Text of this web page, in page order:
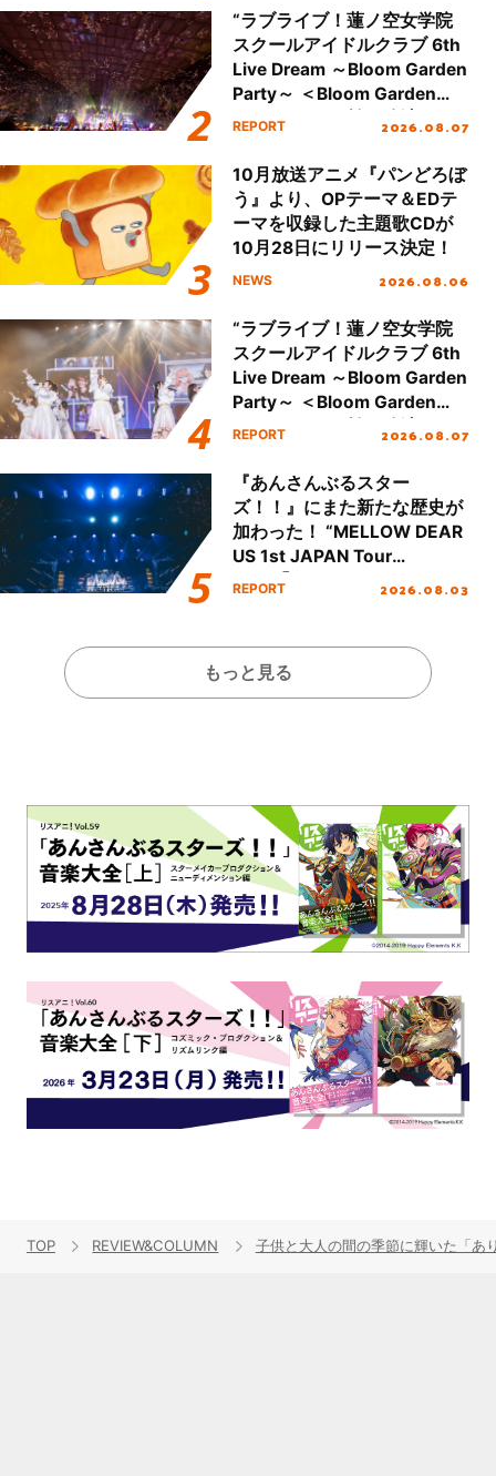
“ラブライブ！蓮ノ空女学院
スクールアイドルクラブ 6th
Live Dream ～Bloom Garden
Party～ ＜Bloom Garden
Party Stage／埼玉公演＞”
REPORT 2026.08.07
10月放送アニメ『パンどろぼ
う』より、OPテーマ＆EDテ
ーマを収録した主題歌CDが
10月28日にリリース決定！
NEWS 2026.08.06
“ラブライブ！蓮ノ空女学院
スクールアイドルクラブ 6th
Live Dream ～Bloom Garden
Party～ ＜Bloom Garden
Party Stage／埼玉公演＞”
REPORT 2026.08.07
『あんさんぶるスター
ズ！！』にまた新たな歴史が
加わった！ “MELLOW DEAR
US 1st JAPAN Tour
Final「NICE to meet YOU
REPORT 2026.08.03
もっと見る
TOP REVIEW&COLUMN 子供と大人の間の季節に輝いた「あ